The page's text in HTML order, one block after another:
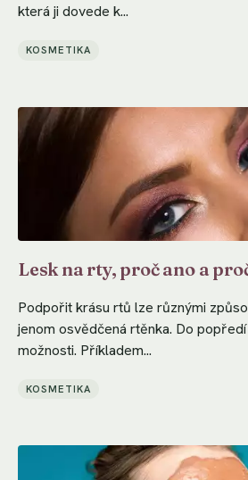
která ji dovede k...
KOSMETIKA
Lesk na rty, proč ano a
Podpořit krásu rtů lze různými
jenom osvědčená rtěnka. Do
možnosti. Příkladem...
KOSMETIKA